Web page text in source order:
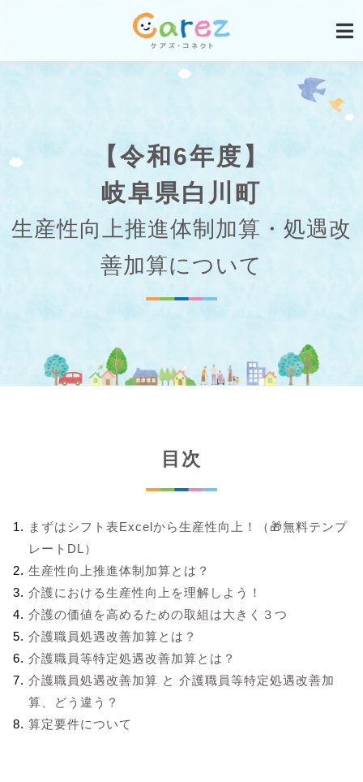
【令和6年度】
岐阜県白川町
生産性向上推進体制加算・処遇改
善加算について
目次
まずはシフト表Excelから生産性向上！（🎁無料テンプ
レートDL）
生産性向上推進体制加算とは？
介護における生産性向上を理解しよう！
介護の価値を高めるための取組は大きく３つ
介護職員処遇改善加算とは？
介護職員等特定処遇改善加算とは？
介護職員処遇改善加算 と 介護職員等特定処遇改善加
算、どう違う？
算定要件について